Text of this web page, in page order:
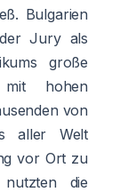
Bulgarien
Jury als
große
hohen
von
aller Welt
vor Ort zu
die